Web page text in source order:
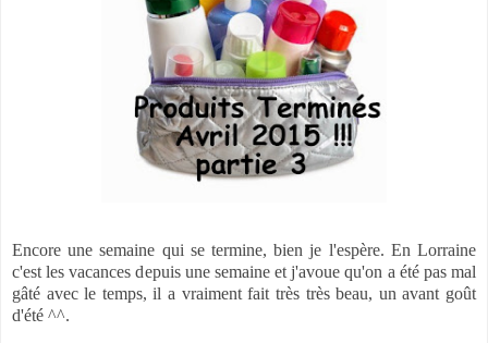
Encore une semaine qui se termine, bien je l'espère. En Lorraine
c'est les vacances depuis une semaine et j'avoue qu'on a été pas mal
gâté avec le temps, il a vraiment fait très très beau, un avant goût
d'été ^^.